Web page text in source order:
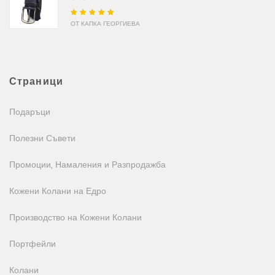
Оценено на5от
ОТ КАПКА ГЕОРГИЕВА
Страници
Подаръци
Полезни Съвети
Промоции, Намаления и Разпродажба
Кожени Колани на Едро
Производство на Кожени Колани
Портфейли
Колани